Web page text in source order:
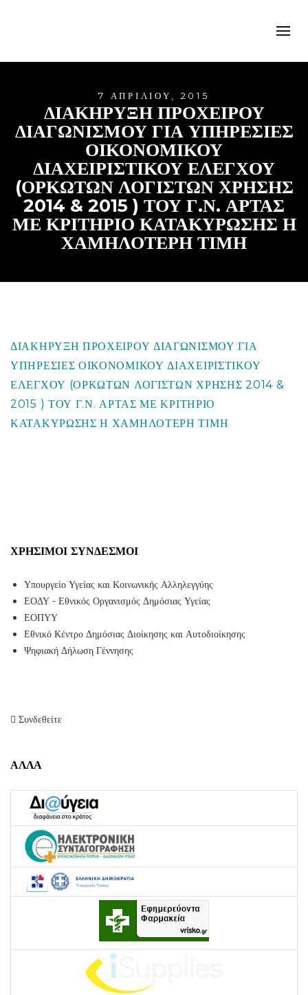
7 ΑΠΡΙΛΊΟΥ, 2015
ΔΙΑΚΗΡΥΞΗ ΠΡΟΧΕΙΡΟΥ
ΔΙΑΓΩΝΙΣΜΟΥ ΓΙΑ ΥΠΗΡΕΣΙΕΣ
ΟΙΚΟΝΟΜΙΚΟΥ
ΔΙΑΧΕΙΡΙΣΤΙΚΟΥ ΕΛΕΓΧΟΥ
(ΟΡΚΩΤΩΝ ΛΟΓΙΣΤΩΝ ΧΡΗΣΗΣ
2014 & 2015 ) ΤΟΥ Γ.Ν. ΑΡΤΑΣ
ΜΕ ΚΡΙΤΗΡΙΟ ΚΑΤΑΚΥΡΩΣΗΣ Η
ΧΑΜΗΛΟΤΕΡΗ ΤΙΜΗ
ΔΙΑΚΗΡΥΞΗ ΠΡΟΧΕΙΡΟΥ ΔΙΑΓΩΝΙΣΜΟΥ ΓΙΑ
ΥΠΗΡΕΣΙΕΣ ΟΙΚΟΝΟΜΙΚΟΥ ΔΙΑΧΕΙΡΙΣΤΙΚΟΥ
ΕΛΕΓΧΟΥ (ΟΡΚΩΤΩΝ ΛΟΓΙΣΤΩΝ ΧΡΗΣΗΣ 2014 &
2015 ) ΤΟΥ Γ.Ν. ΑΡΤΑΣ ΜΕ ΚΡΙΤΗΡΙΟ
ΚΑΤΑΚΥΡΩΣΗΣ Η ΧΑΜΗΛΟΤΕΡΗ ΤΙΜΗ
ΧΡΉΣΙΜΟΙ ΣΎΝΔΕΣΜΟΙ
Υπουργείο Υγείας και Κοινωνικής Αλληλεγγύης
ΕΟΔΥ - Εθνικός Οργανισμός Δημόσιας Υγείας
ΕΟΠΥΥ
Εθνικό Κέντρο Δημόσιας Διοίκησης και Αυτοδιοίκησης
Ψηφιακή Δήλωση Γέννησης
Συνδεθείτε
ΑΛΛΑ